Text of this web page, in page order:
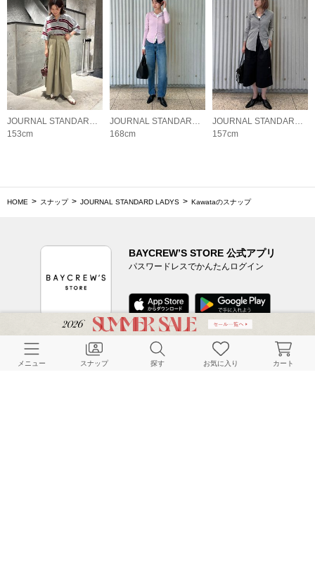
153cm
168cm
157cm
HOME スナップ JOURNAL STANDARD LADYS Kawataのスナップ
BAYCREW’S STORE 公式アプリ
パスワードレスでかんたんログイン
CUSTOMER SERVICE
メニュー スナップ 探す お気に入り カート